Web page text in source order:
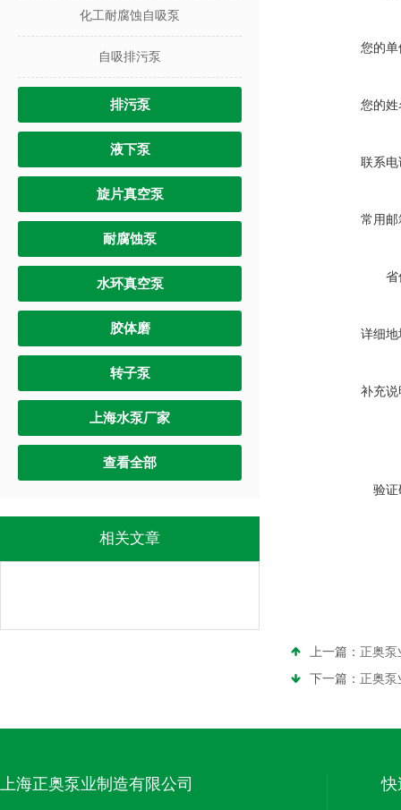
化工耐腐蚀自吸泵
自吸排污泵
排污泵
液下泵
旋片真空泵
耐腐蚀泵
水环真空泵
胶体磨
转子泵
上海水泵厂家
查看全部
相关文章
您的单
您的姓
联系电
常用邮
省
详细地
补充说
验证
上一篇： 正奥泵
下一篇： 正奥泵
上海正奥泵业制造有限公司 快